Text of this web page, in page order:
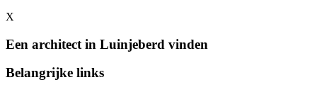
X
Een architect in Luinjeberd vinden
Belangrijke links